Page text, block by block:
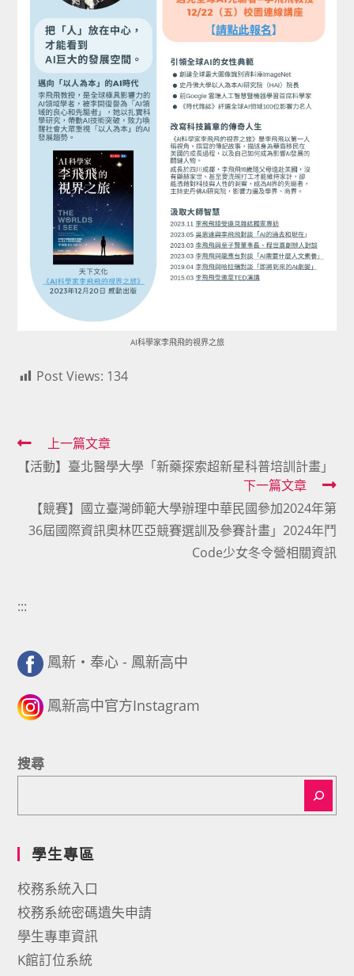
AI科學家李飛飛的視界之旅
Post Views: 134
Read
more
articles
上一篇文章
【活動】臺北醫學大學「新藥探索超新星科普培訓計畫」
下一篇文章
【競賽】國立臺灣師範大學辦理中華民國參加2024年第
36屆國際資訊奧林匹亞競賽選訓及參賽計畫」2024年鬥
Code少女冬令營相關資訊
:::
鳳新・奉心 - 鳳新高中
鳳新高中官方Instagram
搜尋
學生專區
校務系統入口
校務系統密碼遺失申請
學生專車資訊
K館訂位系統